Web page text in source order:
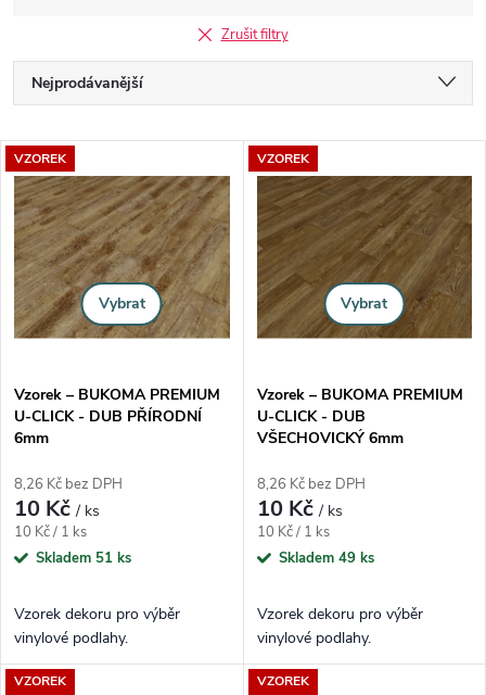
Zrušit filtry
Řazení produktů
Nejprodávanější
Nejdražší
Abecedně
Výpis produktů
VZOREK
Vybrat
Vzorek – BUKOMA PREMIUM
U-CLICK - DUB PŘÍRODNÍ
6mm
8,26 Kč bez DPH
10 Kč/ ks
Měrná cena:
10 Kč / 1 ks
Skladem 51 ks
Vzorek dekoru pro výběr
vinylové podlahy.
VZOREK
Vybrat
Vzorek – BUKOMA PREMIUM
U-CLICK - DUB
VŠECHOVICKÝ 6mm
8,26 Kč bez DPH
10 Kč/ ks
Měrná cena:
10 Kč / 1 ks
Skladem 49 ks
Vzorek dekoru pro výběr
vinylové podlahy.
VZOREK VZOREK